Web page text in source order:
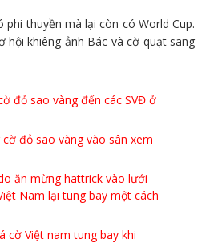
thuyền mà lại còn có World Cup.
hội khiêng ảnh Bác và cờ quạt sang
đỏ sao vàng đến các SVĐ ở
đỏ sao vàng vào sân xem
ăn mừng hattrick vào lưới
Nam lại tung bay một cách
cờ Việt nam tung bay khi